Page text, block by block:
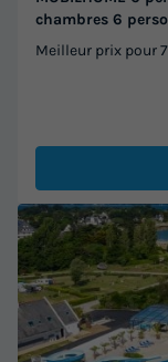
chambres 6
Meilleur prix pour